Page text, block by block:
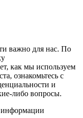
важно для нас. По
как мы используем
ознакомьтесь с
и
либо вопросы.
информации